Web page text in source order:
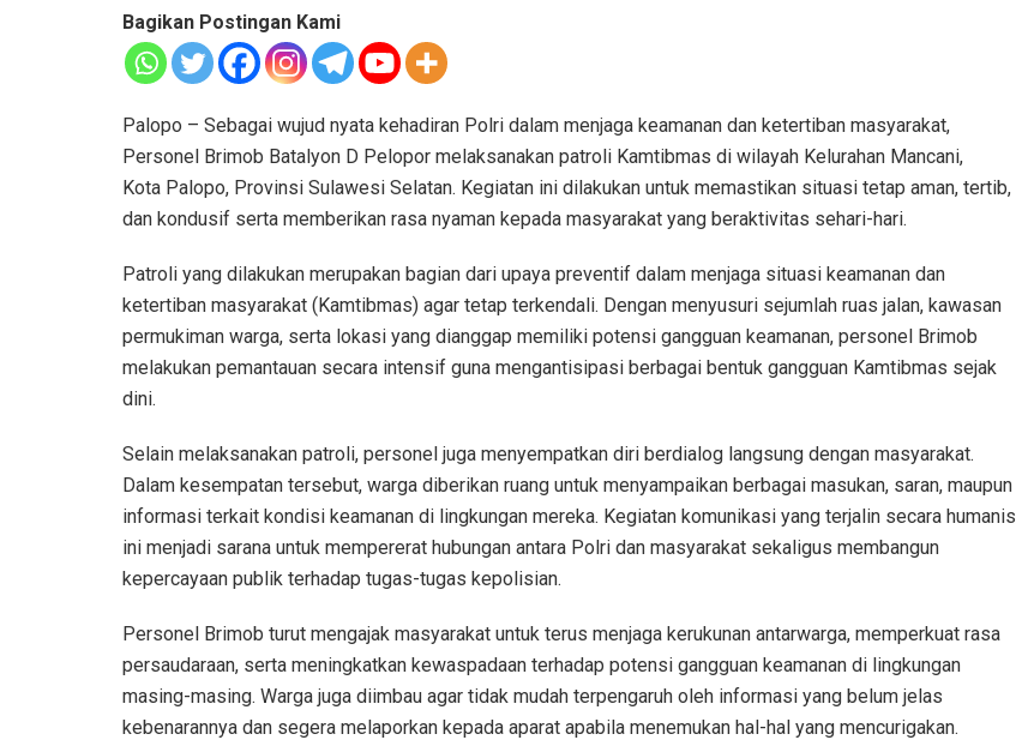
Bagikan Postingan Kami
Palopo – Sebagai wujud nyata kehadiran Polri dalam menjaga keamanan dan ketertiban masyarakat,
Personel Brimob Batalyon D Pelopor melaksanakan patroli Kamtibmas di wilayah Kelurahan Mancani,
Kota Palopo, Provinsi Sulawesi Selatan. Kegiatan ini dilakukan untuk memastikan situasi tetap aman, tertib,
dan kondusif serta memberikan rasa nyaman kepada masyarakat yang beraktivitas sehari-hari.
Patroli yang dilakukan merupakan bagian dari upaya preventif dalam menjaga situasi keamanan dan
ketertiban masyarakat (Kamtibmas) agar tetap terkendali. Dengan menyusuri sejumlah ruas jalan, kawasan
permukiman warga, serta lokasi yang dianggap memiliki potensi gangguan keamanan, personel Brimob
melakukan pemantauan secara intensif guna mengantisipasi berbagai bentuk gangguan Kamtibmas sejak
dini.
Selain melaksanakan patroli, personel juga menyempatkan diri berdialog langsung dengan masyarakat.
Dalam kesempatan tersebut, warga diberikan ruang untuk menyampaikan berbagai masukan, saran, maupun
informasi terkait kondisi keamanan di lingkungan mereka. Kegiatan komunikasi yang terjalin secara humanis
ini menjadi sarana untuk mempererat hubungan antara Polri dan masyarakat sekaligus membangun
kepercayaan publik terhadap tugas-tugas kepolisian.
Personel Brimob turut mengajak masyarakat untuk terus menjaga kerukunan antarwarga, memperkuat rasa
persaudaraan, serta meningkatkan kewaspadaan terhadap potensi gangguan keamanan di lingkungan
masing-masing. Warga juga diimbau agar tidak mudah terpengaruh oleh informasi yang belum jelas
kebenarannya dan segera melaporkan kepada aparat apabila menemukan hal-hal yang mencurigakan.